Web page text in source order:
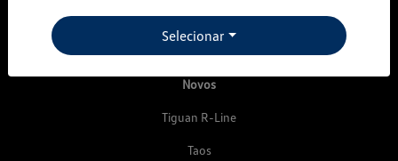
Desacelere. Seu bem maior é a vida.
Novos
Tiguan R-Line
Taos
Selecionar